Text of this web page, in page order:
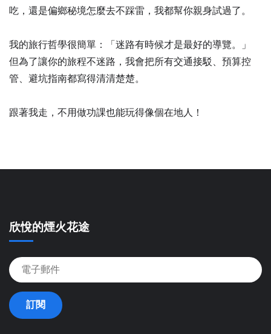
吃，還是偏鄉秘境怎麼去不踩雷，我都幫你親身試過了。
我的旅行哲學很簡單：「迷路有時候才是最好的導覽。」
但為了讓你的旅程不迷路，我會把所有交通接駁、預算控
管、避坑指南都寫得清清楚楚。
跟著我走，不用做功課也能玩得像個在地人！
欣悅的煙火花途
訂閱